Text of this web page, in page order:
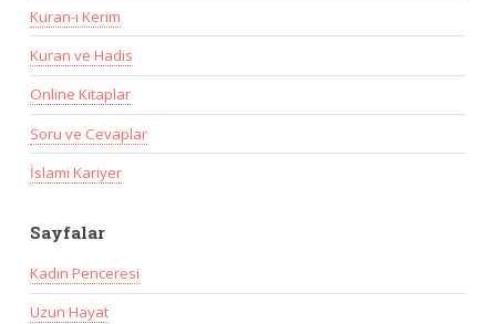
Kuran-ı Kerim
Kuran ve Hadis
Online Kitaplar
Soru ve Cevaplar
İslami Kariyer
Sayfalar
Kadın Penceresi
Uzun Hayat